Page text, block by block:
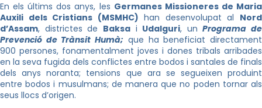
En els últims dos anys, les Germanes Missioneres de Maria
Auxili dels Cristians (MSMHC) han desenvolupat al Nord
d’Assam, districtes de Baksai Udalguri, unPrograma de
Prevenció de Trànsit Humà; que ha beneficiat directament
900 persones, fonamentalment joves i dones tribals arribades
en la seva fugida dels conflictes entre bodos i santales de finals
dels anys noranta; tensions que ara se segueixen produint
entre bodos i musulmans; de manera que no poden tornar als
seus llocs d’origen.